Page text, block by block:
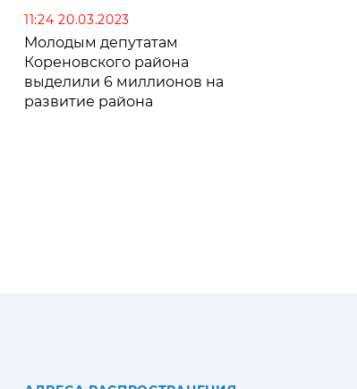
11:24 20.03.2023
Молодым депутатам
Кореновского района
выделили 6 миллионов на
развитие района